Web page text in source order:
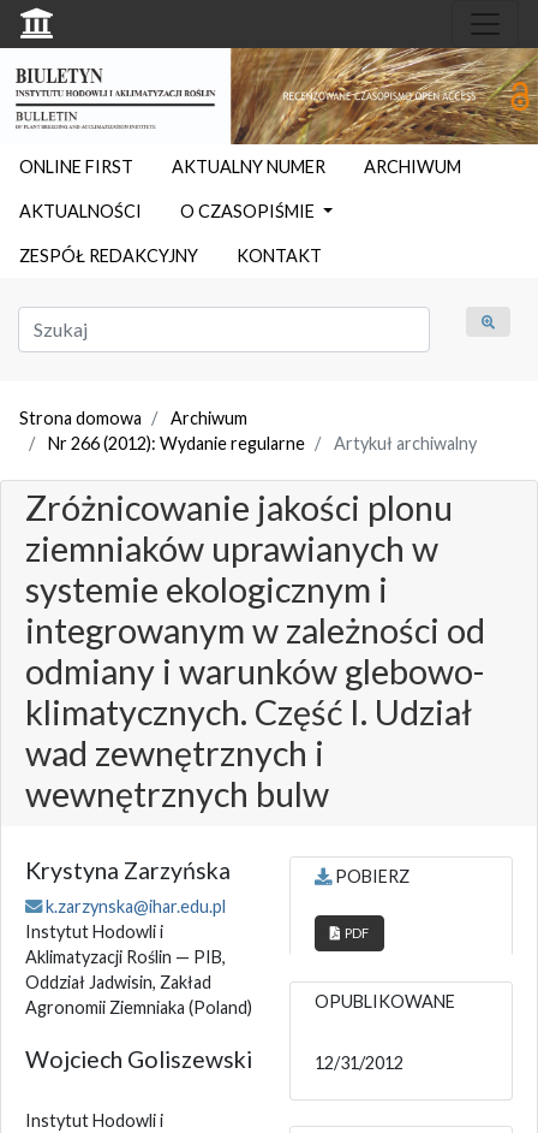
ONLINE FIRST AKTUALNY NUMER ARCHIWUM
AKTUALNOŚCI O CZASOPIŚMIE
ZESPÓŁ REDAKCYJNY KONTAKT
Strona domowa
Archiwum
Nr 266 (2012): Wydanie regularne
Artykuł archiwalny
Zróżnicowanie jakości plonu
ziemniaków uprawianych w
systemie ekologicznym i
integrowanym w zależności od
odmiany i warunków glebowo-
klimatycznych. Część I. Udział
wad zewnętrznych i
wewnętrznych bulw
Krystyna Zarzyńska
k.zarzynska@ihar.edu.pl
Instytut Hodowli i
Aklimatyzacji Roślin — PIB,
Oddział Jadwisin, Zakład
Agronomii Ziemniaka (Poland)
Wojciech Goliszewski
Instytut Hodowli i
POBIERZ
PDF
OPUBLIKOWANE
12/31/2012